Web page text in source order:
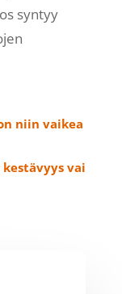
syntyy
niin vaikea
vai